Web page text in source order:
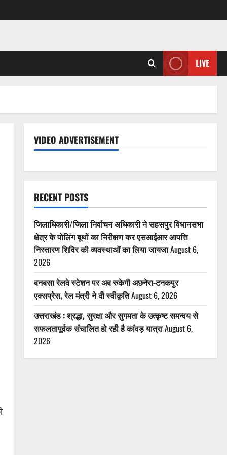
LIVE
VIDEO ADVERTISEMENT
RECENT POSTS
जिलाधिकारी/जिला निर्वाचन अधिकारी ने सहसपुर विधानसभा
क्षेत्र के पोलिंग बूथों का निरीक्षण कर एसआईआर आपत्ति
निस्तारण शिविर की व्यवस्थाओं का लिया जायजाAugust 6,
2026
बनबसा रेलवे स्टेशन पर अब रुकेगी अछनेरा-टनकपुर
एक्सप्रेस, रेल मंत्री ने दी स्वीकृतिAugust 6, 2026
उत्तराखंड : श्रद्धा, सुरक्षा और सुगमता के उत्कृष्ट समन्वय से
सफलतापूर्वक संचालित हो रही है कांवड़ यात्राAugust 6,
2026